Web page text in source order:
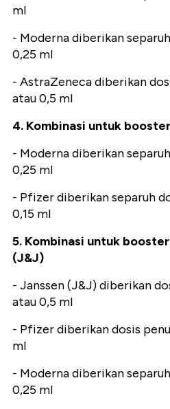
ml
- Moderna diberikan
0,25 ml
- AstraZeneca diberikan
atau 0,5 ml
4. Kombinasi untuk
- Moderna diberikan
0,25 ml
- Pfizer diberikan separuh
0,15 ml
5. Kombinasi untuk
(J&J)
- Janssen (J&J) diberikan
atau 0,5 ml
- Pfizer diberikan dosis
ml
- Moderna diberikan
0,25 ml